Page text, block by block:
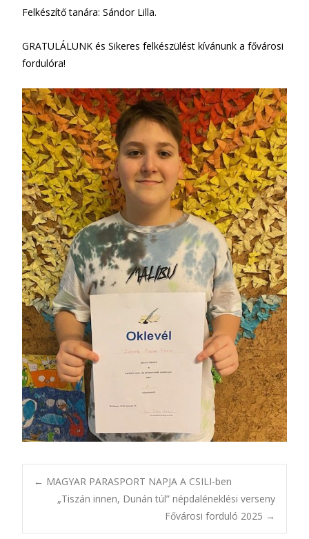
Felkészítő tanára: Sándor Lilla.
GRATULÁLUNK és Sikeres felkészülést kívánunk a fővárosi
fordulóra!
← MAGYAR PARASPORT NAPJA A CSILI-ben
„Tiszán innen, Dunán túl” népdaléneklési verseny
Fővárosi forduló 2025 →